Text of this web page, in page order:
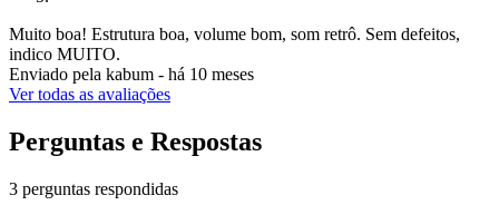
Muito boa! Estrutura boa, volume bom, som retrô. Sem defeitos,
indico MUITO.
Enviado pela kabum - há 10 meses
Ver todas as avaliações
Perguntas e Respostas
3 perguntas respondidas